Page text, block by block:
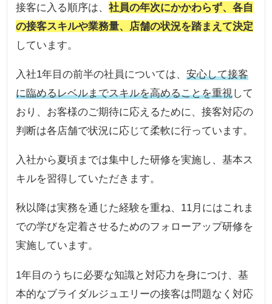
接客に入る順序は、社員の年次にかかわらず、各自
の接客スキルや業務量、店舗の状況を踏まえて決定
しています。
入社1年目の前半の社員については、安心して接客
に臨めるレベルまでスキルを高めることを重視して
おり、お客様のご期待に応えるために、接客対応の
判断は各店舗で状況に応じて柔軟に行っています。
入社から夏頃までは集中した研修を実施し、基本ス
キルを習得していただきます。
秋以降は実務を通じた経験を重ね、11月にはこれま
での学びを定着させるためのフォローアップ研修を
実施しています。
1年目のうちに必要な知識と対応力を身につけ、基
本的なブライダルジュエリーの接客は問題なく対応